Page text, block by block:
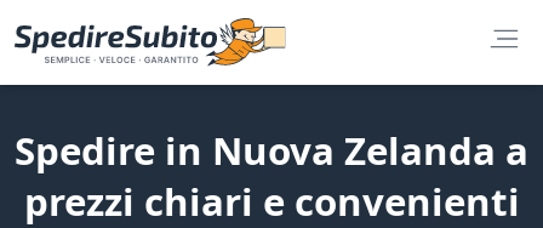
Spedire in Nuova Zelanda a
prezzi chiari e convenienti